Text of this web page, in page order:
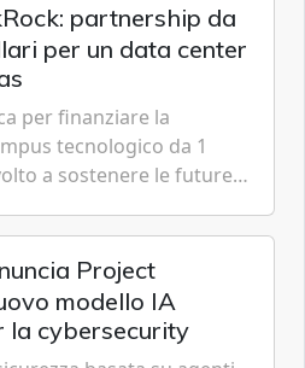
partnership da
per un data center
per finanziare la
tecnologico da 1
a sostenere le future
di Mark Zuckerberg.
Project
modello IA
la cybersecurity